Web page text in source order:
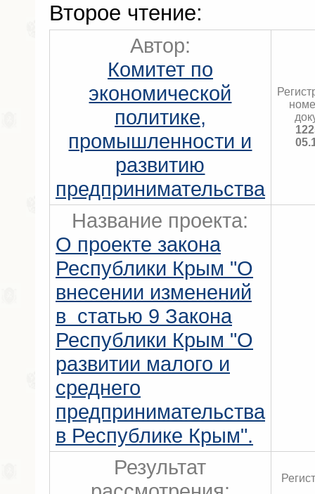
Второе чтение:
Автор:
Комитет по
экономической
политике,
промышленности и
развитию
предпринимательства
Название проекта:
О проекте закона
Республики Крым "О
внесении изменений
в статью 9 Закона
Республики Крым "О
развитии малого и
среднего
предпринимательства
в Республике Крым".
Результат